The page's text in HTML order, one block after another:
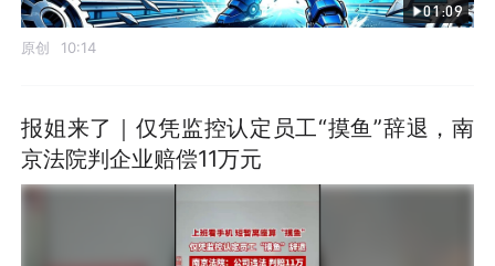
01:09
原创 10:14
报姐来了｜仅凭监控认定员工“摸鱼”辞退，南
京法院判企业赔偿11万元